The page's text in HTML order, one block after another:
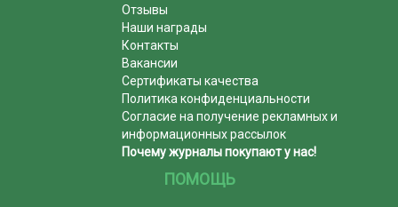
Отзывы
Наши награды
Контакты
Вакансии
Сертификаты качества
Политика конфиденциальности
Согласие на получение рекламных и
информационных рассылок
Почему журналы покупают у нас!
ПОМОЩЬ